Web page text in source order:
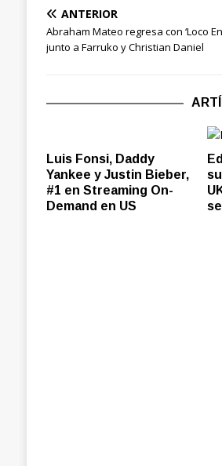
ANTERIOR
Abraham Mateo regresa con ‘Loco
junto a Farruko y Christian Daniel
Luis Fonsi, Daddy
Yankee y Justin Bieber,
#1 en Streaming On-
Demand en US